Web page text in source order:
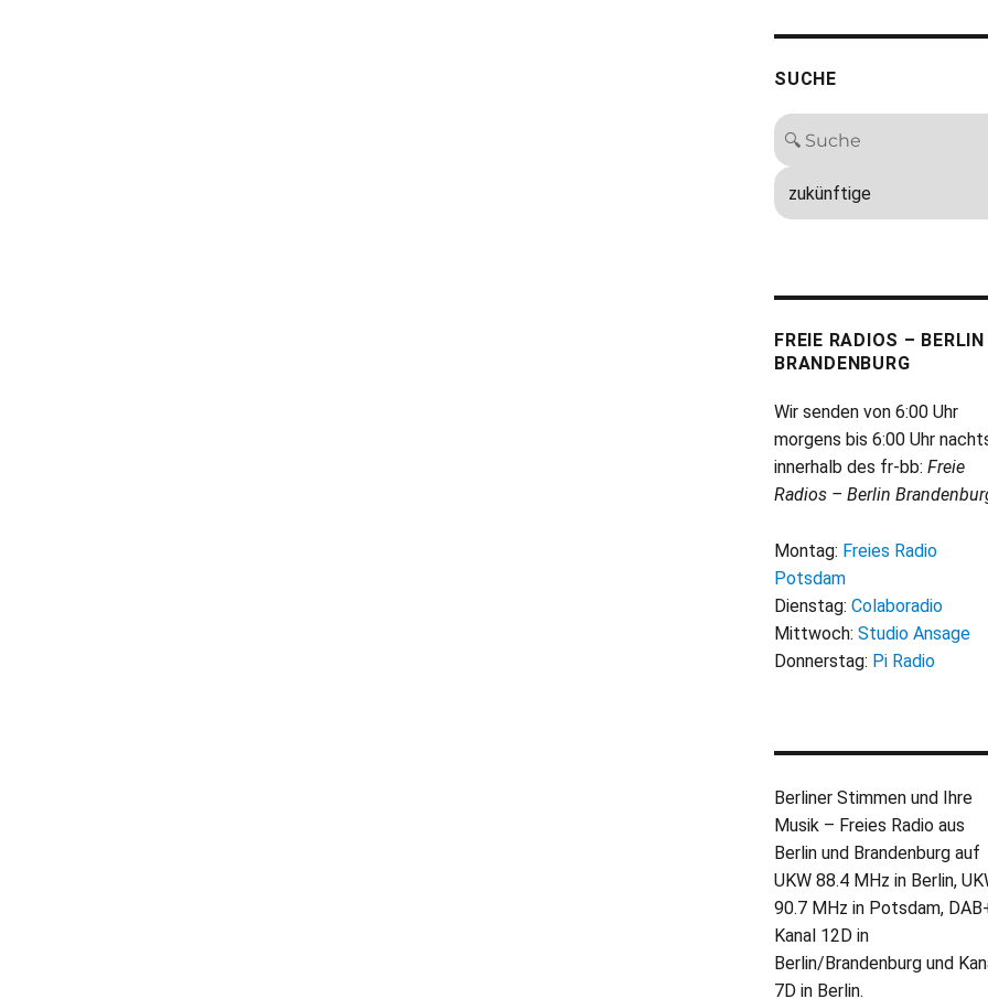
SUCHE
FREIE RADIOS – BERLIN
BRANDENBURG
Wir senden von 6:00 Uhr
morgens bis 6:00 Uhr
innerhalb des fr-bb: Freie
Radios – Berlin
Montag: Freies Radio
Potsdam
Dienstag: Colaboradio
Mittwoch: Studio Ansage
Donnerstag: Pi Radio
Berliner Stimmen und Ihre
Musik – Freies Radio aus
Berlin und Brandenburg auf
UKW 88.4 MHz in Berlin,
90.7 MHz in Potsdam,
Kanal 12D in
Berlin/Brandenburg und
7D in Berlin.